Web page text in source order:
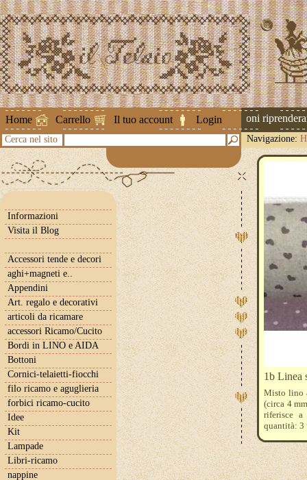
Home Carrello Il tuo account Login
Attenzione ! Le spedizioni
Cerca nel sito Navigazione:
Informazioni
Visita il Blog
Accessori tende e decori
aghi+magneti e..
Appendini
Art. regalo e decorativi
articoli da ricamare
accessori Ricamo/Cucito
Bordi in LINO e AIDA
Bottoni
Cornici-telaietti-fiocchi
filo ricamo e aguglieria
forbici ricamo-cucito
Idee
Kit
Lampade
Libri-ricamo
nappine
1b Linea
Misto lino
(circa 4
riferisce
quantità: 3